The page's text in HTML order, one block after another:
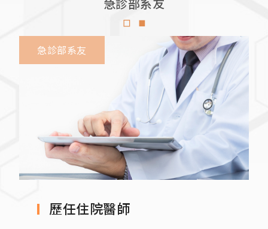
急診部系友
急診部系友
歷任住院醫師